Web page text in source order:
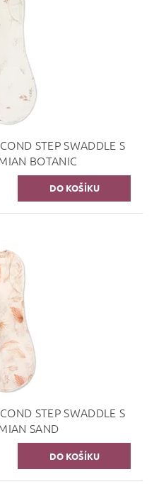
STEP SWADDLE S
BOTANIC
STEP SWADDLE S
SAND